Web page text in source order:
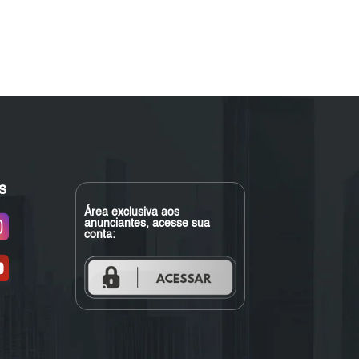
Área exclusiva aos
anunciantes, acesse sua
conta: